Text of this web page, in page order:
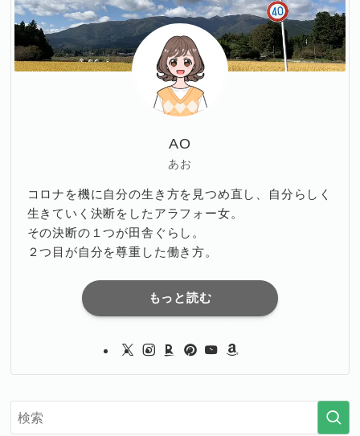
AO
あお
コロナを機に自分の生き方を見つめ直し、自分らしく
生きていく決断をしたアラフォー女。
その決断の１つが田舎ぐらし。
２つ目が自分を尊重した働き方。
もっと読む